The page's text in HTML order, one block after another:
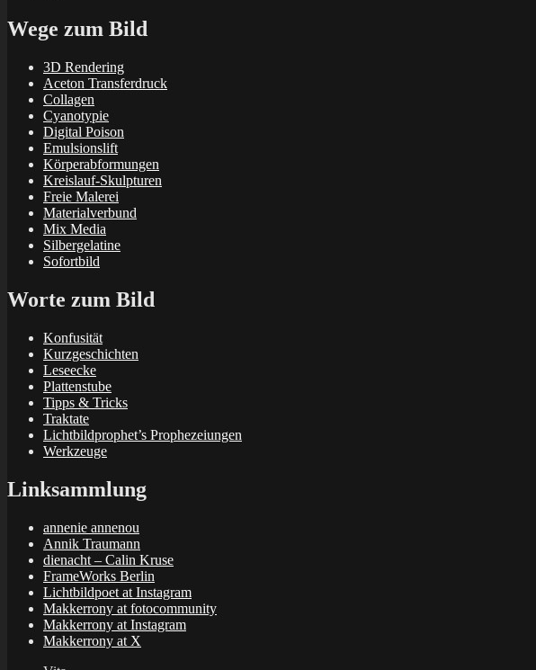
Wege zum Bild
3D Rendering
Aceton Transferdruck
Collagen
Cyanotypie
Digital Poison
Emulsionslift
Körperabformungen
Kreislauf-Skulpturen
Freie Malerei
Materialverbund
Mix Media
Silbergelatine
Sofortbild
Worte zum Bild
Konfusität
Kurzgeschichten
Leseecke
Plattenstube
Tipps & Tricks
Traktate
Lichtbildprophet’s Prophezeiungen
Werkzeuge
Linksammlung
annenie annenou
Annik Traumann
dienacht – Calin Kruse
FrameWorks Berlin
Lichtbildpoet at Instagram
Makkerrony at fotocommunity
Makkerrony at Instagram
Makkerrony at X